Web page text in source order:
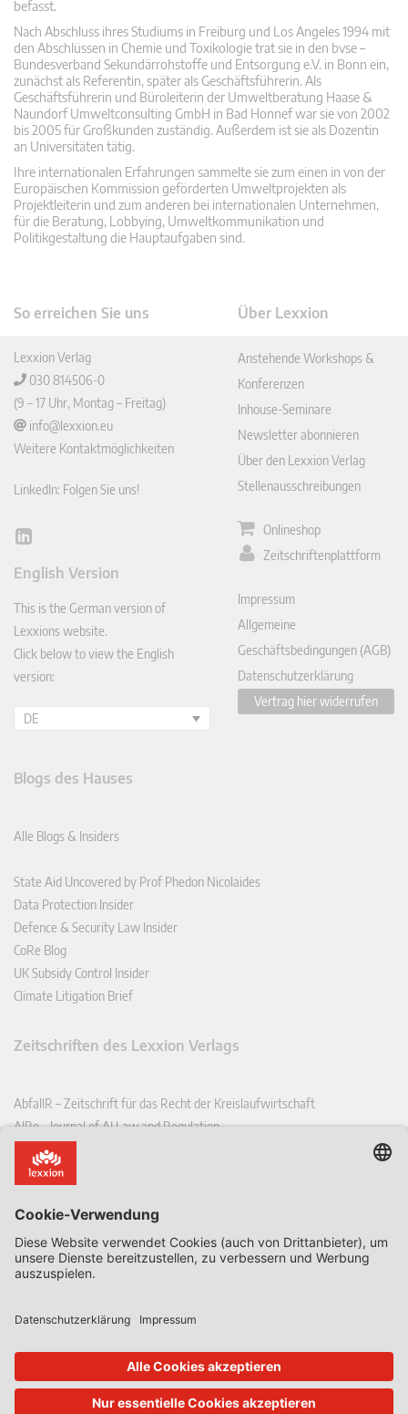
befasst.
Nach Abschluss ihres Studiums in Freiburg und Los Angeles 1994 mit
den Abschlüssen in Chemie und Toxikologie trat sie in den bvse –
Bundesverband Sekundärrohstoffe und Entsorgung e.V. in Bonn ein,
zunächst als Referentin, später als Geschäftsführerin. Als
Geschäftsführerin und Büroleiterin der Umweltberatung Haase &
Naundorf Umweltconsulting GmbH in Bad Honnef war sie von 2002
bis 2005 für Großkunden zuständig. Außerdem ist sie als Dozentin
an Universitäten tätig.
Ihre internationalen Erfahrungen sammelte sie zum einen in von der
Europäischen Kommission geförderten Umweltprojekten als
Projektleiterin und zum anderen bei internationalen Unternehmen,
für die Beratung, Lobbying, Umweltkommunikation und
Politikgestaltung die Hauptaufgaben sind.
So erreichen Sie uns
Lexxion Verlag
030 814506-0
(9 – 17 Uhr, Montag – Freitag)
info@lexxion.eu
Weitere Kontaktmöglichkeiten
LinkedIn: Folgen Sie uns!
Lin
In
English Version
This is the German version of
Lexxions website.
Click below to view the English
version:
DE
Über Lexxion
Anstehende Workshops &
Konferenzen
Inhouse-Seminare
Newsletter abonnieren
Über den Lexxion Verlag
Stellenausschreibungen
Onlineshop
Zeitschriftenplattform
Impressum
Allgemeine
Geschäftsbedingungen (AGB)
Datenschutzerklärung
Vertrag hier widerrufen
Blogs des Hauses
Alle Blogs & Insiders
State Aid Uncovered by Prof Phedon Nicolaides
Data Protection Insider
Defence & Security Law Insider
CoRe Blog
UK Subsidy Control Insider
Climate Litigation Brief
Zeitschriften des Lexxion Verlags
AbfallR – Zeitschrift für das Recht der Kreislaufwirtschaft
AIRe – Journal of AI Law and Regulation
CCLR – Carbon & Climate Law Review
CoRe – European Competition and Regulatory Law Review
EDSeQ – European Defence & Security Law & Policy Quarterly
EFFL – European Food and Feed Law Review
EHPL – European Health & Pharmaceutical Law Review
EPPPL – European Procurement & Public Private Partnership Law
EStAL – European State Aid Law Quarterly
EurUP – Zeitschrift für Europäisches Umwelt- und Planungsrecht
ICRL – International Chemical Regulatory and Law Review
StoffR – Zeitschrift für Stoffrecht